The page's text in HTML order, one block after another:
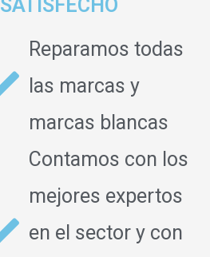
SATISFECHO
Reparamos todas
las marcas y
marcas blancas
Contamos con los
mejores expertos
en el sector y con